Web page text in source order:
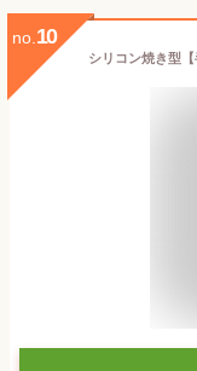
no. 10